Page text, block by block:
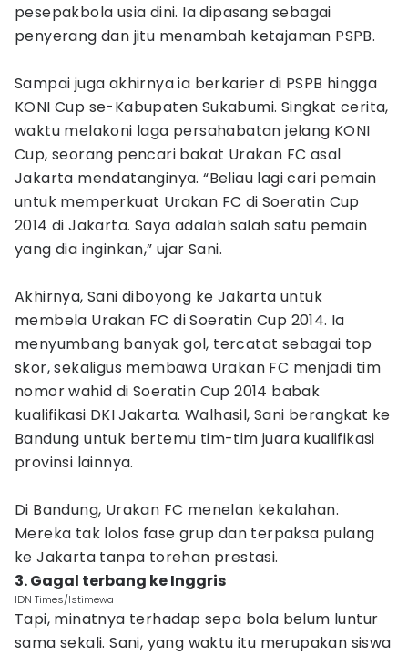
pesepakbola usia dini. Ia dipasang sebagai
penyerang dan jitu menambah ketajaman PSPB.
Sampai juga akhirnya ia berkarier di PSPB hingga
KONI Cup se-Kabupaten Sukabumi. Singkat cerita,
waktu melakoni laga persahabatan jelang KONI
Cup, seorang pencari bakat Urakan FC asal
Jakarta mendatanginya. “Beliau lagi cari pemain
untuk memperkuat Urakan FC di Soeratin Cup
2014 di Jakarta. Saya adalah salah satu pemain
yang dia inginkan,” ujar Sani.
Akhirnya, Sani diboyong ke Jakarta untuk
membela Urakan FC di Soeratin Cup 2014. Ia
menyumbang banyak gol, tercatat sebagai top
skor, sekaligus membawa Urakan FC menjadi tim
nomor wahid di Soeratin Cup 2014 babak
kualifikasi DKI Jakarta. Walhasil, Sani berangkat ke
Bandung untuk bertemu tim-tim juara kualifikasi
provinsi lainnya.
Di Bandung, Urakan FC menelan kekalahan.
Mereka tak lolos fase grup dan terpaksa pulang
ke Jakarta tanpa torehan prestasi.
3. Gagal terbang ke Inggris
IDN Times/Istimewa
Tapi, minatnya terhadap sepa bola belum luntur
sama sekali. Sani, yang waktu itu merupakan siswa